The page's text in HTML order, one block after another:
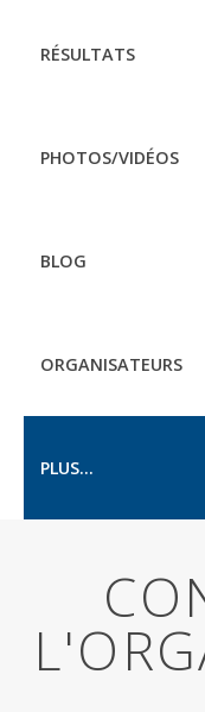
RÉSULTATS
PHOTOS/VIDÉOS
BLOG
ORGANISATEURS
PLUS...